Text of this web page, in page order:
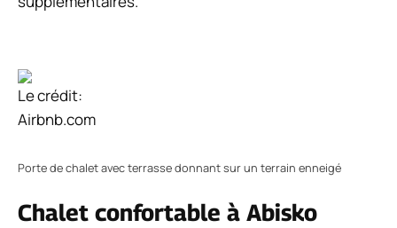
Le crédit:
Airbnb.com
Porte de chalet avec terrasse donnant sur un terrain enneigé
Chalet confortable à Abisko